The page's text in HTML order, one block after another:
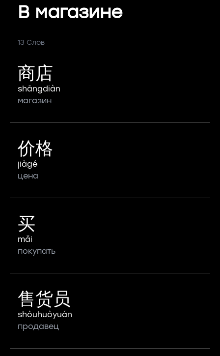
В магазине
13 Слов
商店
shāngdiàn
магазин
价格
jiàgé
цена
买
mǎi
покупать
售货员
shòuhuòyuán
продавец